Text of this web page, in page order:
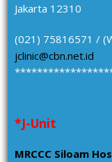
Jakarta 12310
(021) 75816571 /
jclinic@cbn.net.id
*J-Unit
MRCCC Siloam